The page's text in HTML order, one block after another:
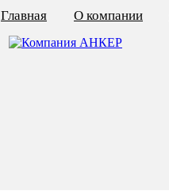
Главная О компании